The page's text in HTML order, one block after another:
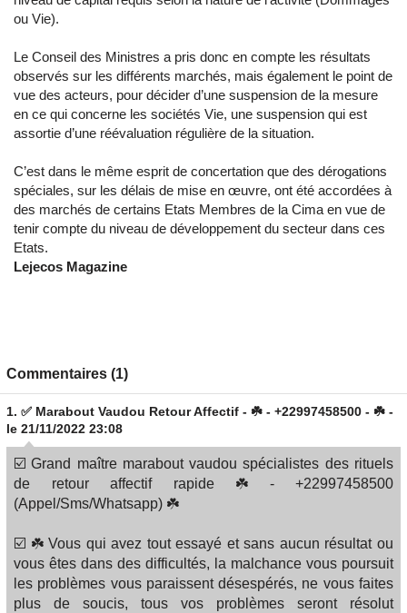
ou Vie).
Le Conseil des Ministres a pris donc en compte les résultats
observés sur les différents marchés, mais également le point de
vue des acteurs, pour décider d’une suspension de la mesure
en ce qui concerne les sociétés Vie, une suspension qui est
assortie d’une réévaluation régulière de la situation.
C’est dans le même esprit de concertation que des dérogations
spéciales, sur les délais de mise en œuvre, ont été accordées à
des marchés de certains Etats Membres de la Cima en vue de
tenir compte du niveau de développement du secteur dans ces
Etats.
Lejecos Magazine
Commentaires (1)
1. ✅ Marabout Vaudou Retour Affectif - ☘️ - +22997458500 - ☘️ -
le 21/11/2022 23:08
☑️ Grand maître marabout vaudou spécialistes des rituels
de retour affectif rapide ☘️ - +22997458500
(Appel/Sms/Whatsapp) ☘️
☑️ ☘️ Vous qui avez tout essayé et sans aucun résultat ou
vous êtes dans des difficultés, la malchance vous poursuit
les problèmes vous paraissent désespérés, ne vous faites
plus de soucis, tous vos problèmes seront résolut